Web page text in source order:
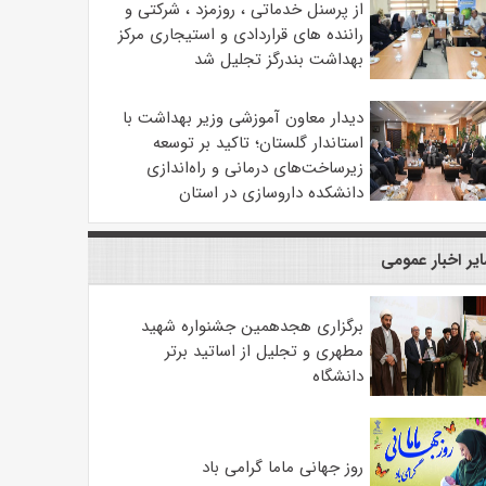
از پرسنل خدماتی ، روزمزد ، شرکتی و
راننده های قراردادی و استیجاری مرکز
بهداشت بندرگز تجلیل شد
دیدار معاون آموزشی وزیر بهداشت با
استاندار گلستان؛ تاکید بر توسعه
زیرساخت‌های درمانی و راه‌اندازی
دانشکده داروسازی در استان
اخبار عمومی
برگزاری هجدهمین جشنواره شهید
مطهری و تجلیل از اساتید برتر
دانشگاه
روز جهانی ماما گرامی باد